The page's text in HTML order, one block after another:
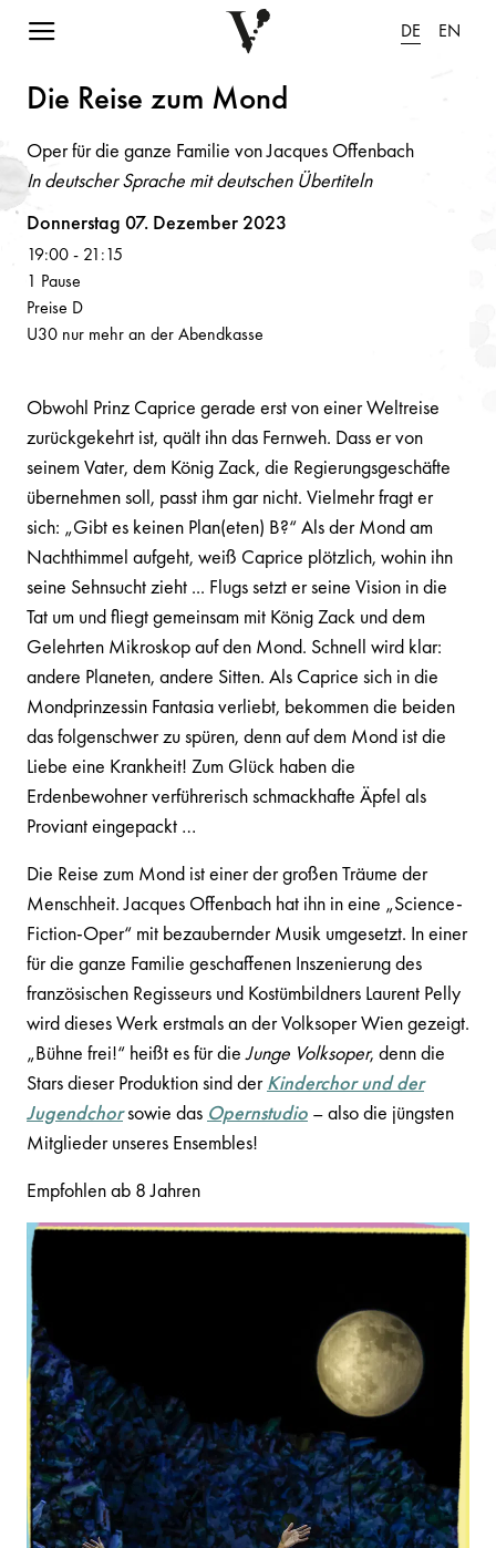
Navigation einblenden DE EN
Obwohl Prinz Caprice gerade erst von einer Weltreise
zurückgekehrt ist, quält ihn das Fernweh. Dass er von
seinem Vater, dem König Zack, die Regierungsgeschäfte
übernehmen soll, passt ihm gar nicht. Vielmehr fragt er
sich: „Gibt es keinen Plan(eten) B?“ Als der Mond am
Nachthimmel aufgeht, weiß Caprice plötzlich, wohin ihn
seine Sehnsucht zieht ... Flugs setzt er seine Vision in die
Tat um und fliegt gemeinsam mit König Zack und dem
Gelehrten Mikroskop auf den Mond. Schnell wird klar:
andere Planeten, andere Sitten. Als Caprice sich in die
Mondprinzessin Fantasia verliebt, bekommen die beiden
das folgenschwer zu spüren, denn auf dem Mond ist die
Liebe eine Krankheit! Zum Glück haben die
Erdenbewohner verführerisch schmackhafte Äpfel als
Proviant eingepackt …
Die Reise zum Mond ist einer der großen Träume der
Menschheit. Jacques Offenbach hat ihn in eine „Science-
Fiction-Oper“ mit bezaubernder Musik umgesetzt. In einer
für die ganze Familie geschaffenen Inszenierung des
französischen Regisseurs und Kostümbildners Laurent Pelly
wird dieses Werk erstmals an der Volksoper Wien gezeigt.
„Bühne frei!“ heißt es für dieJunge Volksoper, denn die
Stars dieser Produktion sind derKinderchor und der
Jugendchorsowie das Opernstudio – also die jüngsten
Mitglieder unseres Ensembles!
Empfohlen ab 8 Jahren
Die Reise zum Mond
Oper für die ganze Familie von Jacques Offenbach
In deutscher Sprache mit deutschen Übertiteln
Volksoper
Donnerstag 07. Dezember 2023
19:00- 21:15
1 Pause
Preise D
U30 nur mehr an der Abendkasse